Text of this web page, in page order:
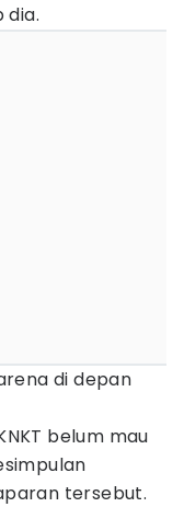
dia.
di depan
belum mau
tersebut.